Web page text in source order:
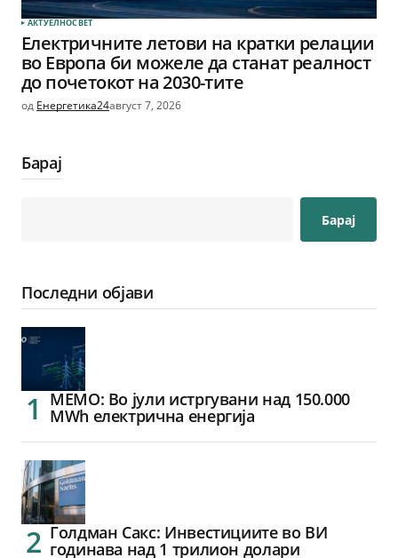
АКТУЕЛНОСВЕТ
Електричните летови на кратки релации
во Европа би можеле да станат реалност
до почетокот на 2030-тите
од Енергетика24август 7, 2026
Барај
Барај
Последни објави
МЕМО: Во јули истргувани над 150.000
MWh електрична енергија
Голдман Сакс: Инвестициите во ВИ
годинава над 1 трилион долари